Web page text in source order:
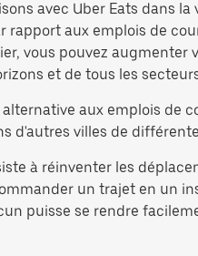
avec Uber Eats dans
rapport aux emplois de
vous pouvez
et de tous les
aux emplois de
d'autres villes de
à réinventer les
un trajet en un
puisse se rendre